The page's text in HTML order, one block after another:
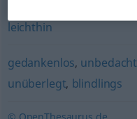
leichthin
gedankenlos, unbedacht
unüberlegt, blindlings